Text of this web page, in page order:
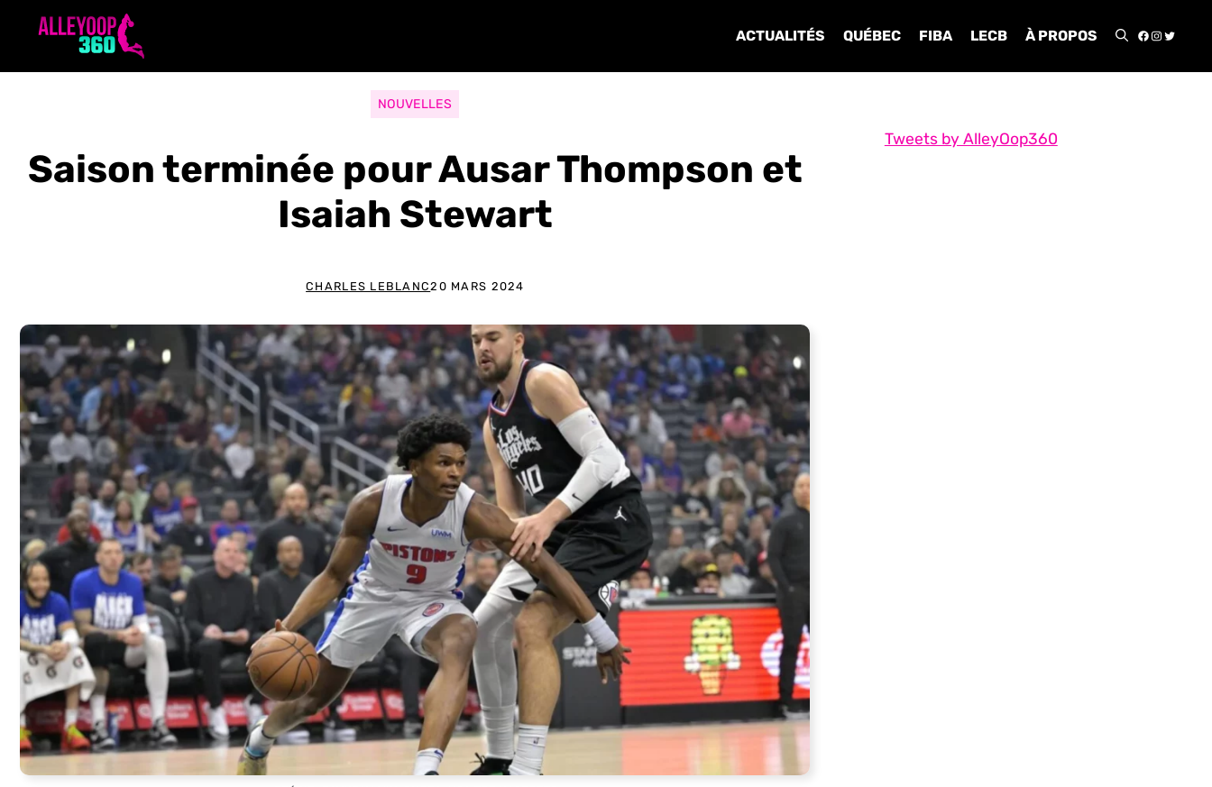
ACTUALITÉS QUÉBEC FIBA LECB À PROPOS
NOUVELLES
Saison terminée pour Ausar Thompson et
Isaiah Stewart
CHARLES LEBLANC20 MARS 2024
Tweets by AlleyOop360